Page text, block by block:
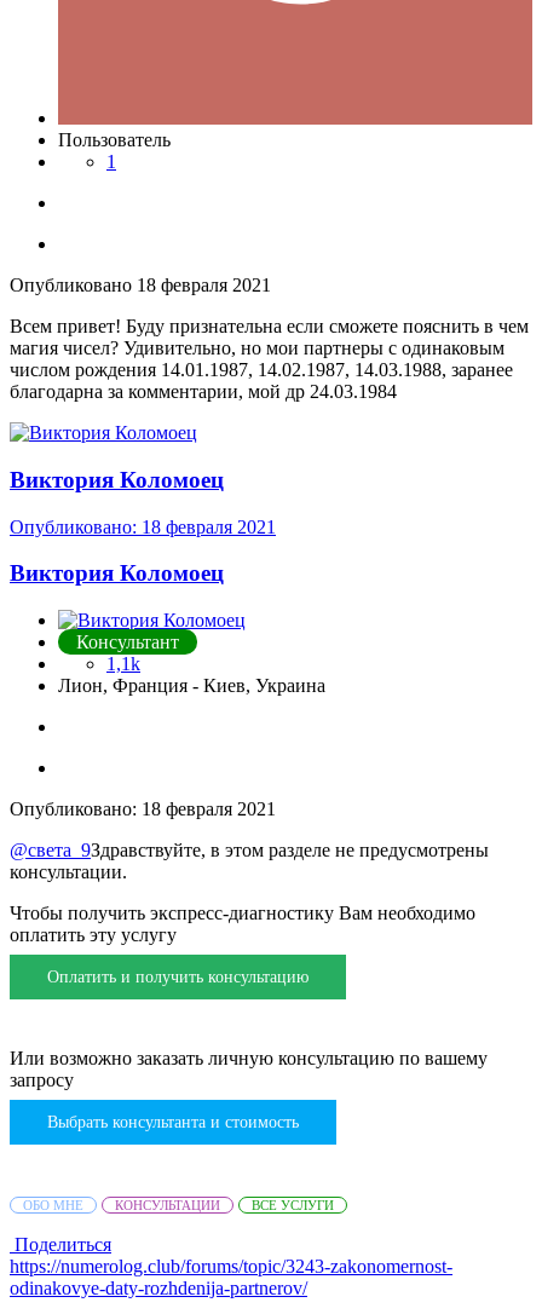
Пользователь
1
Опубликовано 18 февраля 2021
Всем привет! Буду признательна если сможете пояснить в чем
магия чисел? Удивительно, но мои партнеры с одинаковым
числом рождения 14.01.1987, 14.02.1987, 14.03.1988, заранее
благодарна за комментарии, мой др 24.03.1984
Виктория Коломоец
Опубликовано: 18 февраля 2021
Виктория Коломоец
Консультант
1,1k
Лион, Франция - Киев, Украина
Опубликовано: 18 февраля 2021
@света_9Здравствуйте, в этом разделе не предусмотрены
консультации.
Чтобы получить экспресс-диагностику Вам необходимо
оплатить эту услугу
Оплатить и получить консультацию
Или возможно заказать личную консультацию по вашему
запросу
Выбрать консультанта и стоимость
ОБО МНЕ КОНСУЛЬТАЦИИ ВСЕ УСЛУГИ
Поделиться
https://numerolog.club/forums/topic/3243-zakonomernost-
odinakovye-daty-rozhdenija-partnerov/